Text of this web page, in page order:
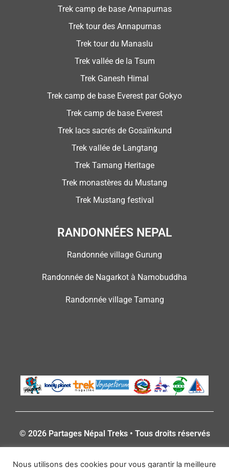
Trek camp de base Annapurnas
Trek tour des Annapurnas
Trek tour du Manaslu
Trek vallée de la Tsum
Trek Ganesh Himal
Trek camp de base Everest par Gokyo
Trek camp de base Everest
Trek lacs sacrés de Gosaïnkund
Trek vallée de Langtang
Trek Tamang Heritage
Trek monastères du Mustang
Trek Mustang festival
RANDONNÉES NEPAL
Randonnée village Gurung
Randonnée de Nagarkot à Namobuddha
Randonnée village Tamang
© 2026 Partages Népal Treks • Tous droits réservés
Nous utilisons des cookies pour vous garantir la meilleure